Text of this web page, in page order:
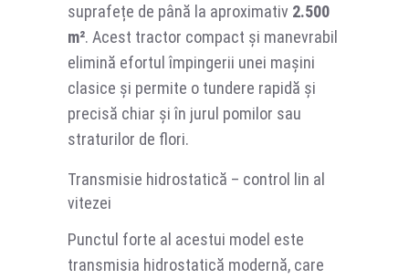
suprafețe de până la aproximativ 2.500
m². Acest tractor compact și manevrabil
elimină efortul împingerii unei mașini
clasice și permite o tundere rapidă și
precisă chiar și în jurul pomilor sau
straturilor de flori.
Transmisie hidrostatică – control lin al
vitezei
Punctul forte al acestui model este
transmisia hidrostatică modernă, care